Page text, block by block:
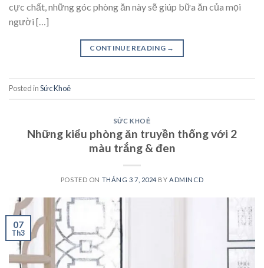
cực chất, những góc phòng ăn này sẽ giúp bữa ăn của mọi
người […]
CONTINUE READING →
Posted inSức Khoẻ
SỨC KHOẺ
Những kiểu phòng ăn truyền thống với 2
màu trắng & đen
POSTED ON THÁNG 3 7, 2024 BYADMINCD
07
Th3